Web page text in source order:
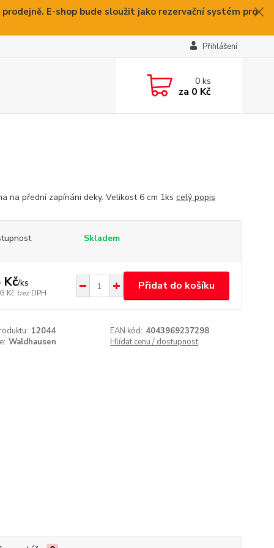
E-shop bude sloužit jako rezervační systém pro
Přihlášení
0ks
za 0 Kč
na přední zapínáni deky. Velikost 6 cm 1ks celý popis
Skladem
Kč/ks
Kč bez DPH
Přidat do košíku
12044 EAN kód: 4043969237298
Waldhausen Hlídat cenu / dostupnost